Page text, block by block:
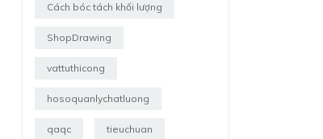
Cách bóc tách khối lượng
ShopDrawing
vattuthicong
hosoquanlychatluong
qaqc tieuchuan